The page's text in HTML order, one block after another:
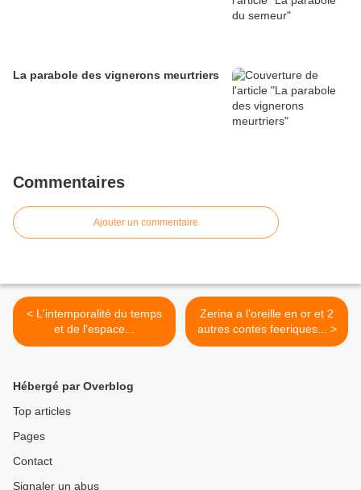
La parabole des vignerons meurtriers
Commentaires
Ajouter un commentaire
< L'intemporalité du temps
et de l'espace...
Zerina a l'oreille en or et 2
autres contes feeriques... >
Hébergé par Overblog
Top articles
Pages
Contact
Signaler un abus